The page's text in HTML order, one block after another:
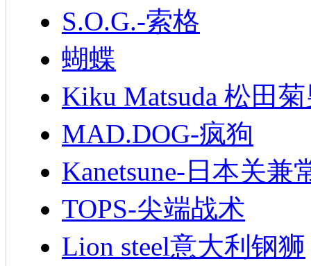
S.O.G.-索格
蝴蝶
Kiku Matsuda 松田
MAD.DOG-疯狗
Kanetsune-日本关兼
TOPS-尖端战术
Lion steel意大利钢狮